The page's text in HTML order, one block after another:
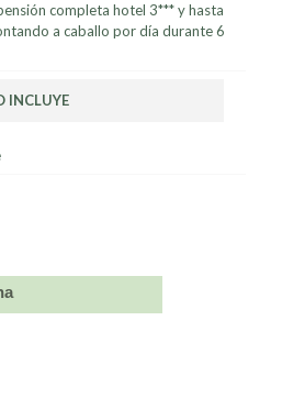
completa hotel 3*** y hasta
a caballo por día durante 6
INCLUYE